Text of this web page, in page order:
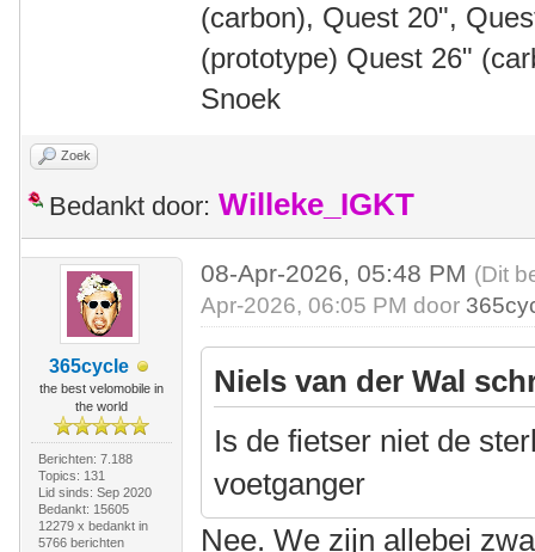
(carbon), Quest 20",
(prototype) Quest 26"
Snoek
Zoek
Bedankt door: Willeke_IGKT
365cycle
the best velomobile in
the world
Berichten: 7.188
Topics: 131
Lid sinds: Sep 2020
Bedankt: 15605
12279 x bedankt in
5766 berichten
08-Apr-2026, 05:48 PM (Dit
Apr-2026, 06:05 PM door
Niels van der Wal
Is de fietser niet de
voetganger
Nee. We zijn allebei